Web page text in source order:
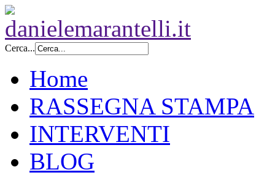
Cerca...
Home
RASSEGNA STAMPA
INTERVENTI
BLOG